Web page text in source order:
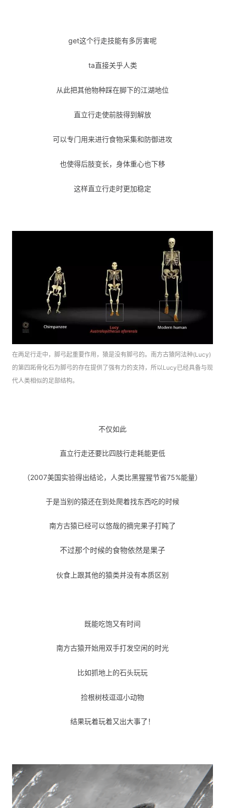
get这个行走技能有多厉害呢
ta直接关乎人类
从此把其他物种踩在脚下的江湖地位
直立行走使前肢得到解放
可以专门用来进行食物采集和防御进攻
也使得后肢变长，身体重心也下移
这样直立行走时更加稳定
在两足行走中，脚弓起重要作用，猿是没有脚弓的。南方古猿阿法种(Lucy)
的第四跖骨化石为脚弓的存在提供了强有力的支持，所以Lucy已经具备与现
代人类相似的足部结构。
不仅如此
直立行走还要比四肢行走耗能更低
（2007美国实验得出结论，人类比黑猩猩节省75%能量）
于是当别的猿还在到处爬着找东西吃的时候
南方古猿已经可以悠哉的摘完果子打盹了
不过那个时候的食物依然是果子
伙食上跟其他的猿类并没有本质区别
既能吃饱又有时间
南方古猿开始用双手打发空闲的时光
比如抓地上的石头玩玩
捡根树枝逗逗小动物
结果玩着玩着又出大事了！